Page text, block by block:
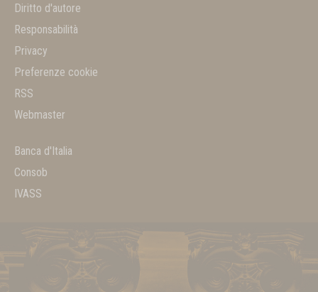
Diritto d'autore
Responsabilità
Privacy
Preferenze cookie
RSS
Webmaster
Banca d'Italia
Consob
IVASS